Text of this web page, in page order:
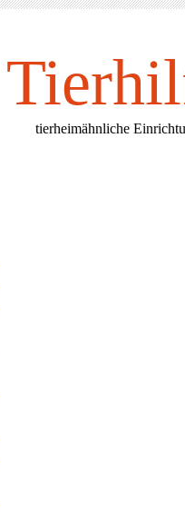
tierheimähnliche